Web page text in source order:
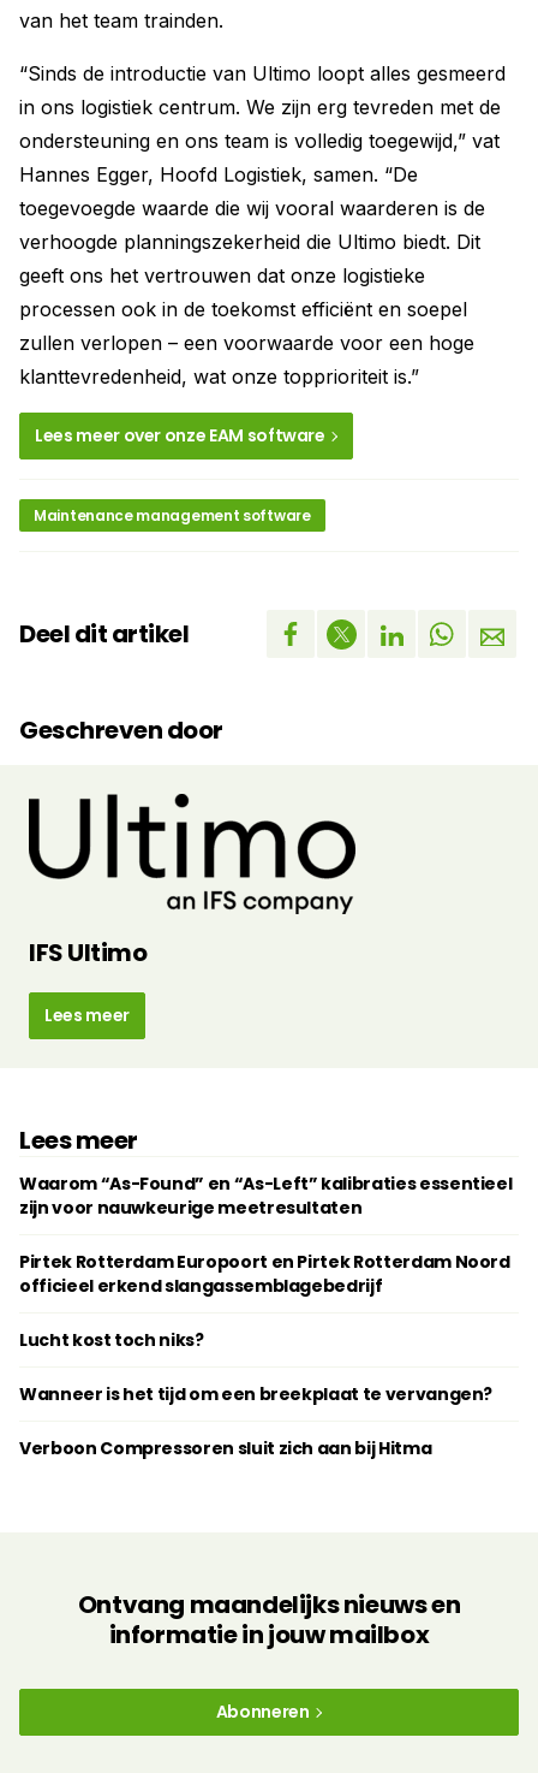
van het team trainden.
“Sinds de introductie van Ultimo loopt alles gesmeerd
in ons logistiek centrum. We zijn erg tevreden met de
ondersteuning en ons team is volledig toegewijd,” vat
Hannes Egger, Hoofd Logistiek, samen. “De
toegevoegde waarde die wij vooral waarderen is de
verhoogde planningszekerheid die Ultimo biedt. Dit
geeft ons het vertrouwen dat onze logistieke
processen ook in de toekomst efficiënt en soepel
zullen verlopen – een voorwaarde voor een hoge
klanttevredenheid, wat onze topprioriteit is.”
Lees meer over onze EAM software
Maintenance management software
Deel dit artikel
Geschreven door
IFS Ultimo
Lees meer
Lees meer
Waarom “As-Found” en “As-Left” kalibraties essentieel
zijn voor nauwkeurige meetresultaten
Pirtek Rotterdam Europoort en Pirtek Rotterdam Noord
officieel erkend slangassemblagebedrijf
Lucht kost toch niks?
Wanneer is het tijd om een breekplaat te vervangen?
Verboon Compressoren sluit zich aan bij Hitma
Ontvang maandelijks nieuws en
informatie in jouw mailbox
Abonneren